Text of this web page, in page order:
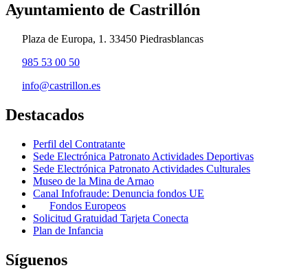
Ayuntamiento de Castrillón
Plaza de Europa, 1. 33450 Piedrasblancas
985 53 00 50
info@castrillon.es
Destacados
Perfil del Contratante
Sede Electrónica Patronato Actividades Deportivas
Sede Electrónica Patronato Actividades Culturales
Museo de la Mina de Arnao
Canal Infofraude: Denuncia fondos UE
Fondos Europeos
Solicitud Gratuidad Tarjeta Conecta
Plan de Infancia
Síguenos